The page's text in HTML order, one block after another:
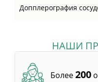
Допплерография
НАШИ
Более200